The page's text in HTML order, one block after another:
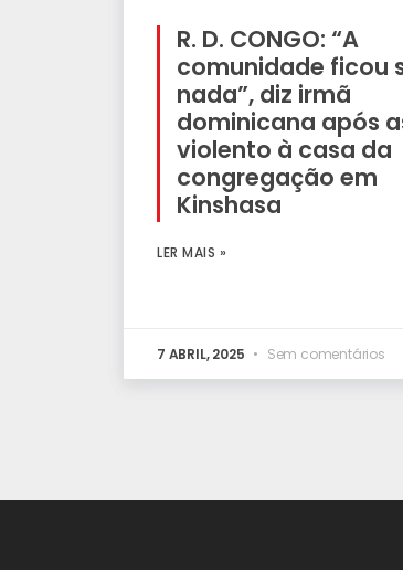
R. D. CONGO: “A
comunidade ficou
nada”, diz irmã
dominicana após
violento à casa da
congregação em
Kinshasa
LER MAIS »
7 ABRIL, 2025 Sem comentários